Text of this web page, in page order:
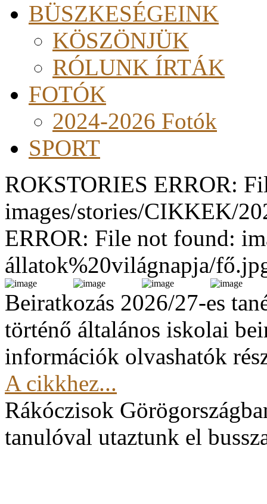
BÜSZKESÉGEINK
KÖSZÖNJÜK
RÓLUNK ÍRTÁK
FOTÓK
2024-2026 Fotók
SPORT
ROKSTORIES ERROR:
images/stories/CIKKEK/
ERROR: File not found:
állatok%20világnapja/
Beiratkozás 2026/27-es
történő általános iskolai
információk olvashatók
A cikkhez...
Rákóczisok
tanulóval utaztunk el